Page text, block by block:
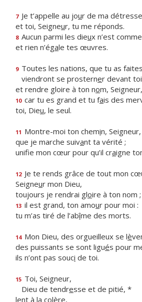
7 Je t’appelle au jour de ma
et toi, Seigneur, tu me réponds.
8 Aucun parmi les dieux n’est
et rien n’égale tes œuvres.
9 Toutes les nations, que tu as
viendront se prosterner devant
et rendre gloire à ton nom, Seigneur,
10 car tu es grand et tu fais des
toi, Dieu, le seul.
11 Montre-moi ton chemin,
que je marche suivant ta vérité ;
unifie mon cœur pour qu’il craigne
12 Je te rends grâce de tout mon
Seigneur mon Dieu,
toujours je rendrai gloire à ton nom ;
13 il est grand, ton amour pour moi :
tu m’as tiré de l’abîme des morts.
14 Mon Dieu, des orgueilleux se lè
des puissants se sont ligués pour
ils n’ont pas souci de toi.
15 Toi, Seigneur,
Dieu de tendresse et de pitié, *
lent à la colère,